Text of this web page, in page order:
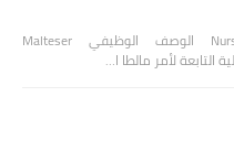
المسمى الوظيفي: Nurse الوصف الوظيفي Malteser